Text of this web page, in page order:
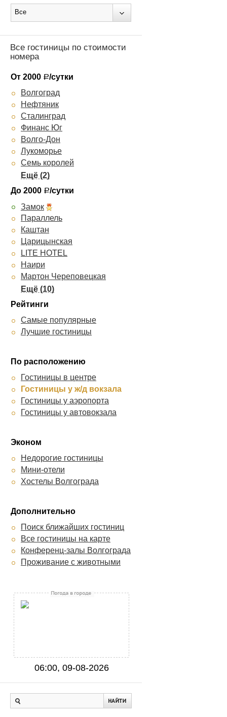
Все
Все гостиницы по стоимости
номера
От 2000 Р/сутки
Волгоград
Нефтяник
Сталинград
Финанс Юг
Волго-Дон
Лукоморье
Семь королей
CROWN
Hotel Gallery Park Volgograd
До 2000 Р/сутки
Замок
Параллель
Каштан
Царицынская
LITE HOTEL
Наири
Мартон Череповецкая
Мартон на Рокоссовского
Hotel Friends
Алькор
9 мая
Максимум
Спутник
Домик
Рейтинги
Самые популярные
Лучшие гостиницы
По расположению
Гостиницы в центре
Гостиницы у ж/д вокзала
Гостиницы у аэропорта
Гостиницы у автовокзала
Эконом
Недорогие гостиницы
Мини-отели
Хостелы Волгограда
Дополнительно
Поиск ближайших гостиниц
Все гостиницы на карте
Конференц-залы Волгограда
Проживание с животными
06:00, 09-08-2026